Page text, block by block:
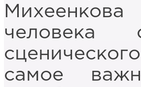
самое